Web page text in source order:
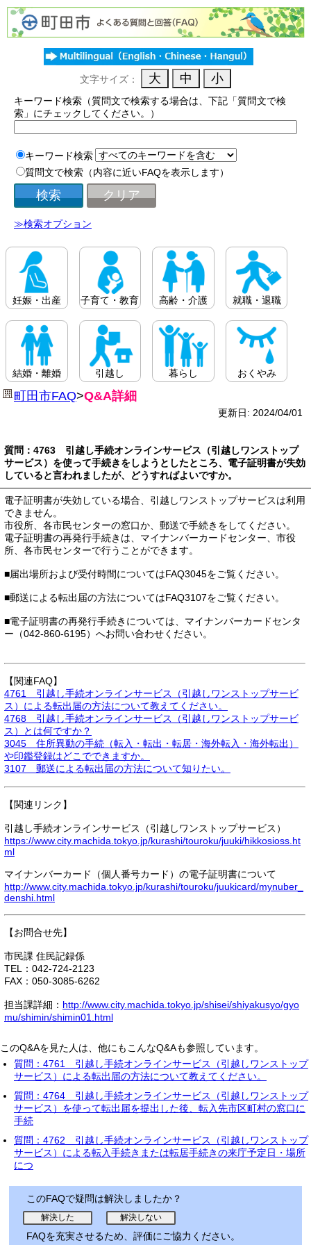
文字サイズ：
キーワード検索（質問文で検索する場合は、下記「質問文で検
索」にチェックしてください。）
キーワード検索
質問文で検索（内容に近いFAQを表示します）
≫検索オプション
妊娠・出産 子育て・教育 高齢・介護 就職・退職
結婚・離婚 引越し 暮らし おくやみ
町田市FAQ>Q&A詳細
更新日: 2024/04/01
質問：4763 引越し手続オンラインサービス（引越しワンストップ
サービス）を使って手続きをしようとしたところ、電子証明書が失効
していると言われましたが、どうすればよいですか。
電子証明書が失効している場合、引越しワンストップサービスは利用
できません。
市役所、各市民センターの窓口か、郵送で手続きをしてください。
電子証明書の再発行手続きは、マイナンバーカードセンター、市役
所、各市民センターで行うことができます。
■届出場所および受付時間についてはFAQ3045をご覧ください。
■郵送による転出届の方法についてはFAQ3107をご覧ください。
■電子証明書の再発行手続きについては、マイナンバーカードセンタ
ー（042-860-6195）へお問い合わせください。
【関連FAQ】
4761 引越し手続オンラインサービス（引越しワンストップサービ
ス）による転出届の方法について教えてください。
4768 引越し手続オンラインサービス（引越しワンストップサービ
ス）とは何ですか？
3045 住所異動の手続（転入・転出・転居・海外転入・海外転出）
や印鑑登録はどこでできますか。
3107 郵送による転出届の方法について知りたい。
【関連リンク】
引越し手続オンラインサービス（引越しワンストップサービス）
https://www.city.machida.tokyo.jp/kurashi/touroku/juuki/hikkosioss.ht
ml
マイナンバーカード（個人番号カード）の電子証明書について
http://www.city.machida.tokyo.jp/kurashi/touroku/juukicard/mynuber_
denshi.html
【お問合せ先】
市民課 住民記録係
TEL：042-724-2123
FAX：050-3085-6262
担当課詳細： http://www.city.machida.tokyo.jp/shisei/shiyakusyo/gyo
mu/shimin/shimin01.html
このQ&Aを見た人は、他にもこんなQ&Aも参照しています。
質問：4761 引越し手続オンラインサービス（引越しワンストップ
サービス）による転出届の方法について教えてください。
質問：4764 引越し手続オンラインサービス（引越しワンストップ
サービス）を使って転出届を提出した後、転入先市区町村の窓口に
手続
質問：4762 引越し手続オンラインサービス（引越しワンストップ
サービス）による転入手続きまたは転居手続きの来庁予定日・場所
につ
このFAQで疑問は解決しましたか？
FAQを充実させるため、評価にご協力ください。